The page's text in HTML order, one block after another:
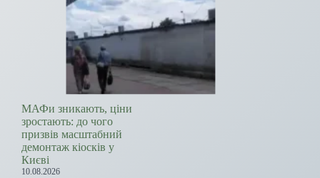
МАФи зникають, ціни
зростають: до чого
призвів масштабний
демонтаж кіосків у
Києві
10.08.2026